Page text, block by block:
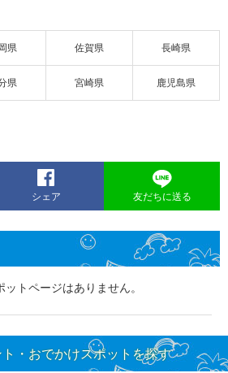
県 佐賀県 長崎県
県 宮崎県 鹿児島県
シェア 友だちに送る
トページはありません。
・おでかけスポットを探す